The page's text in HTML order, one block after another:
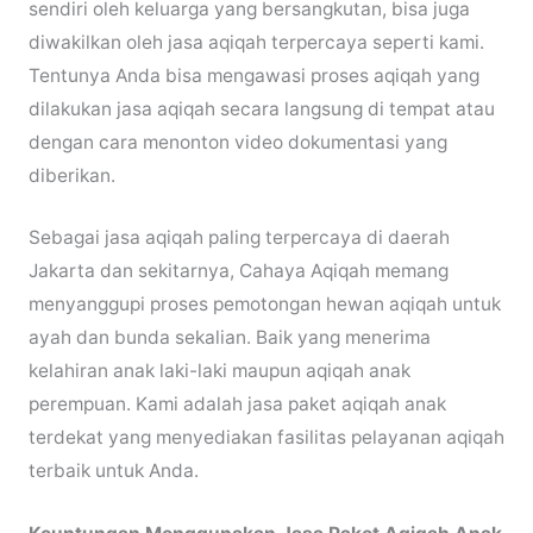
sendiri oleh keluarga yang bersangkutan, bisa juga
diwakilkan oleh jasa aqiqah terpercaya seperti kami.
Tentunya Anda bisa mengawasi proses aqiqah yang
dilakukan jasa aqiqah secara langsung di tempat atau
dengan cara menonton video dokumentasi yang
diberikan.
Sebagai jasa aqiqah paling terpercaya di daerah
Jakarta dan sekitarnya, Cahaya Aqiqah memang
menyanggupi proses pemotongan hewan aqiqah untuk
ayah dan bunda sekalian. Baik yang menerima
kelahiran anak laki-laki maupun aqiqah anak
perempuan. Kami adalah jasa paket aqiqah anak
terdekat yang menyediakan fasilitas pelayanan aqiqah
terbaik untuk Anda.